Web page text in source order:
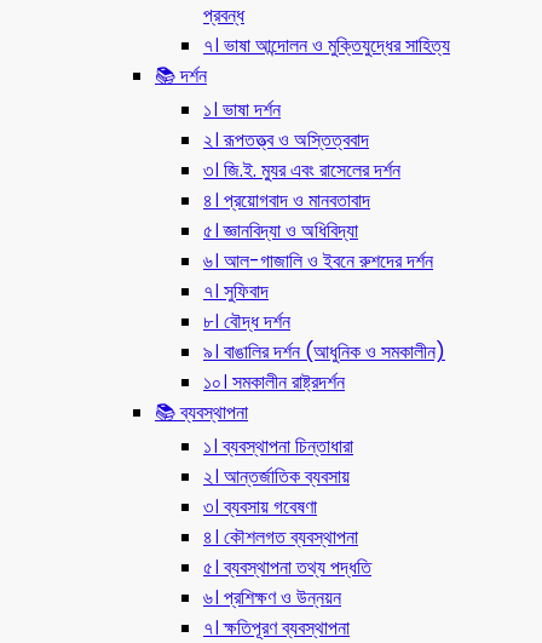
প্রবন্ধ
৭। ভাষা আন্দোলন ও মুক্তিযুদ্ধের সাহিত্য
📚 দর্শন
১। ভাষা দর্শন
২। রূপতত্ত্ব ও অস্তিত্ববাদ
৩। জি.ই. ম্যুর এবং রাসেলের দর্শন
৪। প্রয়োগবাদ ও মানবতাবাদ
৫। জ্ঞানবিদ্যা ও অধিবিদ্যা
৬। আল-গাজালি ও ইবনে রুশদের দর্শন
৭। সুফিবাদ
৮। বৌদ্ধ দর্শন
৯। বাঙালির দর্শন (আধুনিক ও সমকালীন)
১০। সমকালীন রাষ্ট্রদর্শন
📚 ব্যবস্থাপনা
১। ব্যবস্থাপনা চিন্তাধারা
২। আন্তর্জাতিক ব্যবসায়
৩। ব্যবসায় গবেষণা
৪। কৌশলগত ব্যবস্থাপনা
৫। ব্যবস্থাপনা তথ্য পদ্ধতি
৬। প্রশিক্ষণ ও উন্নয়ন
৭। ক্ষতিপূরণ ব্যবস্থাপনা